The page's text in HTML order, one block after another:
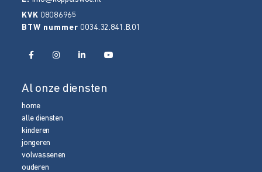
KVK 08086965
BTW nummer 0034.32.841.B.01
Al onze diensten
home
alle diensten
kinderen
jongeren
volwassenen
ouderen